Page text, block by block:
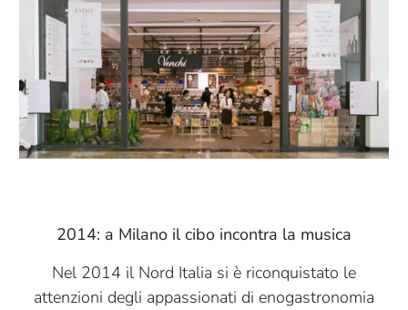
2014: a Milano il cibo incontra la musica
Nel 2014 il Nord Italia si è riconquistato le
attenzioni degli appassionati di enogastronomia